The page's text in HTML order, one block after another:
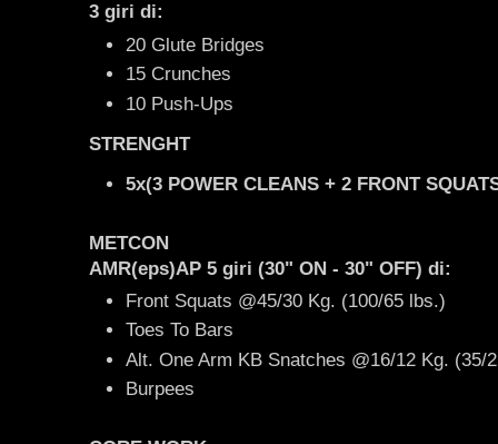
3 giri di:
20 Glute Bridges
15 Crunches
10 Push-Ups
STRENGHT
5x(3 POWER CLEANS + 2 FRONT
METCON
AMR(eps)AP 5 giri (30" ON - 30" OFF) di:
Front Squats @45/30 Kg. (100/65 lbs.)
Toes To Bars
Alt. One Arm KB Snatches @16/12 Kg. (35/
Burpees